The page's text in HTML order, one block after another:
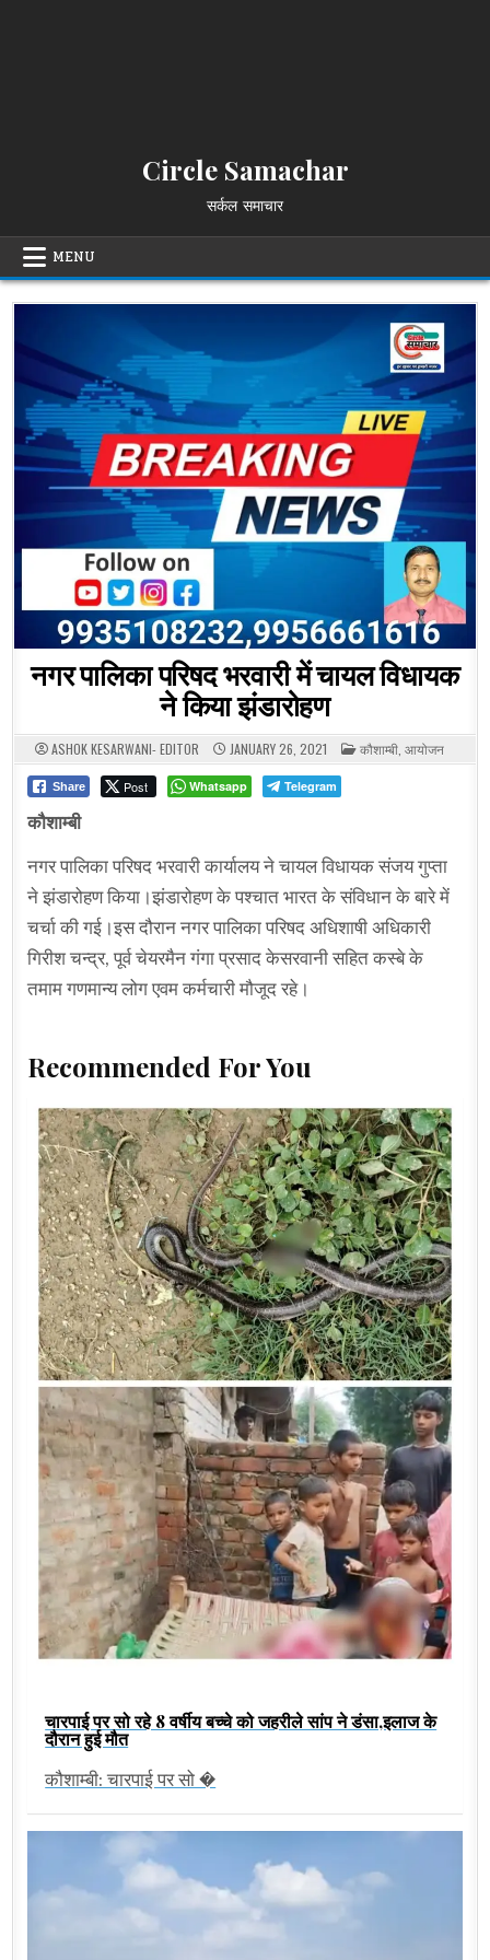
Circle Samachar
सर्कल समाचार
MENU
नगर पालिका परिषद भरवारी में चायल विधायक
ने किया झंडारोहण
ASHOK KESARWANI- EDITOR JANUARY 26, 2021 POSTED
IN
कौशाम्बी आयोजन
Share Post Whatsapp Telegram
कौशाम्बी
नगर पालिका परिषद भरवारी कार्यालय ने चायल विधायक संजय गुप्ता
ने झंडारोहण किया।झंडारोहण के पश्चात भारत के संविधान के बारे में
चर्चा की गई।इस दौरान नगर पालिका परिषद अधिशाषी अधिकारी
गिरीश चन्द्र, पूर्व चेयरमैन गंगा प्रसाद केसरवानी सहित कस्बे के
तमाम गणमान्य लोग एवम कर्मचारी मौजूद रहे।
Recommended For You
चारपाई पर सो रहे 8 वर्षीय बच्चे को जहरीले सांप ने डंसा,इलाज के
दौरान हुई मौत
कौशाम्बी: चारपाई पर सो �